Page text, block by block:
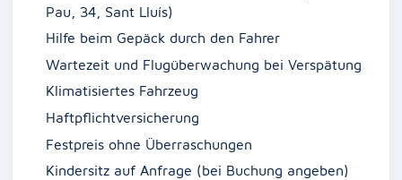
Pau, 34, Sant Lluís)
Hilfe beim Gepäck durch den Fahrer
Wartezeit und Flugüberwachung bei Verspätung
Klimatisiertes Fahrzeug
Haftpflichtversicherung
Festpreis ohne Überraschungen
Kindersitz auf Anfrage (bei Buchung angeben)